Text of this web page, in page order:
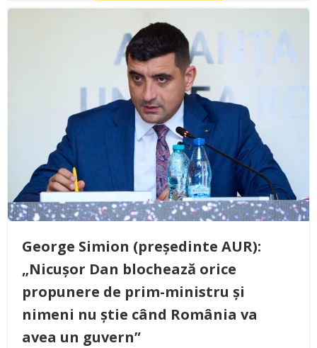
George Simion (președinte AUR):
„Nicușor Dan blochează orice
propunere de prim-ministru și
nimeni nu știe când România va
avea un guvern”